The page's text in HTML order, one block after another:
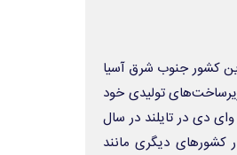
کشور جنوب شرق آسیا
تولیدی خود
دی در تایلند در سال
دیگری مانند